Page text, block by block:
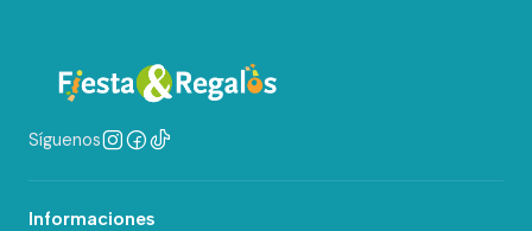
Síguenos
Informaciones